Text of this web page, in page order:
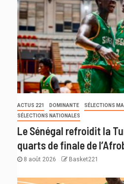
ACTUS 221 DOMINANTE
SÉLECTIONS
SÉLECTIONS NATIONALES
Le Sénégal refroidit la
quarts de finale de
8 août 2026 Basket221